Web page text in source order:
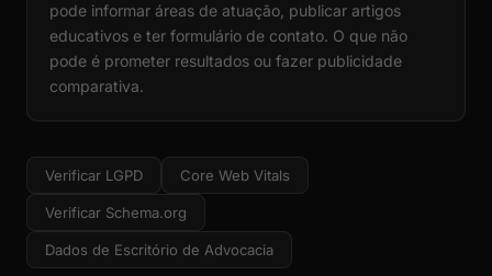
pode informar áreas de atuação, publicar artigos
educativos e ter formulário de contato. O que não
pode é prometer resultados ou fazer publicidade
comparativa.
Verificar LGPD Core Web Vitals
Verificar Schema.org
Dados de Escritório de Advocacia